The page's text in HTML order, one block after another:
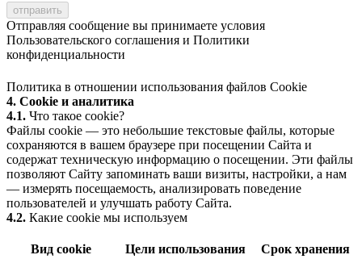
Отправляя сообщение вы принимаете условия
Пользовательского соглашения и Политики
конфиденциальности
Политика в отношении использования файлов Cookie
4. Cookie и аналитика
4.1. Что такое cookie?
Файлы cookie — это небольшие текстовые файлы, которые
сохраняются в вашем браузере при посещении Сайта и
содержат техническую информацию о посещении. Эти файлы
позволяют Сайту запоминать ваши визиты, настройки, а нам
— измерять посещаемость, анализировать поведение
пользователей и улучшать работу Сайта.
4.2. Какие cookie мы используем
Вид cookie Цели использования Срок хранения